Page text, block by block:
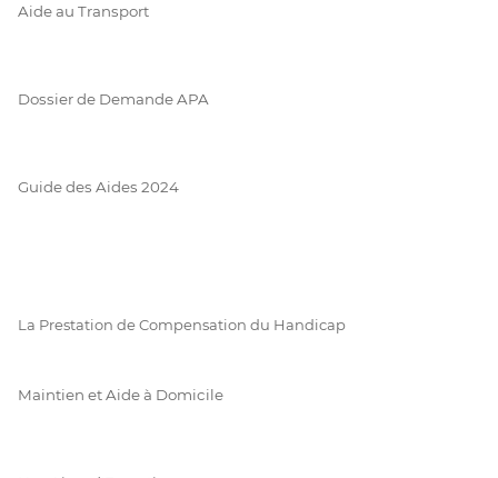
Aide au Transport
Dossier de Demande APA
Guide des Aides 2024
La Prestation de Compensation du Handicap
Maintien et Aide à Domicile